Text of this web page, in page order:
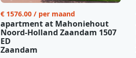
€ 1576.00 / per maand
apartment at Mahoniehout
Noord-Holland Zaandam 1507
ED
Zaandam